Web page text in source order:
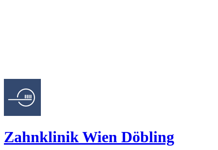
Zahnklinik Wien Döbling